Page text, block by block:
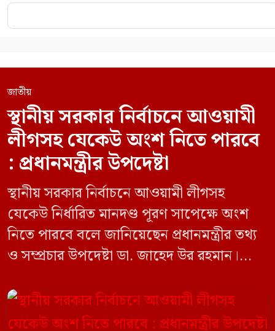
জাতীয়
স্থানীয় সরকার নির্বাচনে আওয়ামী
লীগসহ যেকেউ অংশ নিতে পারবে
: প্রধানমন্ত্রীর উপদেষ্টা
স্থানীয় সরকার নির্বাচনে আওয়ামী লীগসহ
যেকেউ নির্ধারিত মানদণ্ড পূরণ সাপেক্ষে অংশ
নিতে পারবে বলে জানিয়েছেন প্রধানমন্ত্রীর তথ্য
ও সম্প্রচার উপদেষ্টা ডা. জাহেদ উর রহমান।
সম্মেলন কক্ষে এক প্রেস ব্রিফিংয়ে সাংবাদিকদের
এক প্রশ্নের জবাবে তিনি এ কথা বলেন।